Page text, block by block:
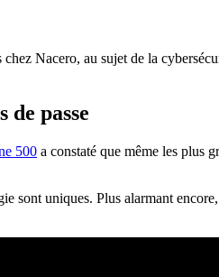
Nacero, au sujet de la
de passe
500 a constaté que même les plus
sont uniques. Plus alarmant